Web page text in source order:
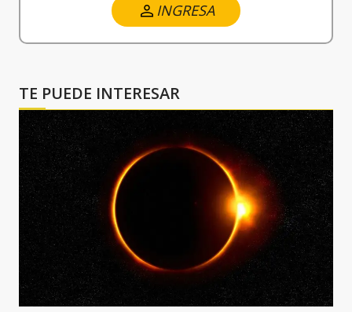
INGRESA
TE PUEDE INTERESAR